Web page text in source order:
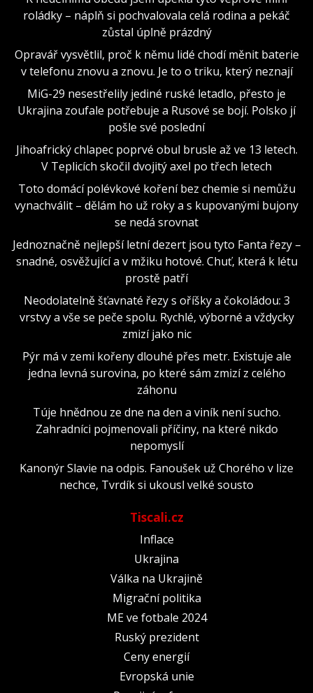
roládky – náplň si pochvalovala celá rodina a pekáč
zůstal úplně prázdný
Opravář vysvětlil, proč k němu lidé chodí měnit baterie
v telefonu znovu a znovu. Je to o triku, který neznají
MiG-29 nesestřelily jediné ruské letadlo, přesto je
Ukrajina zoufale potřebuje a Rusové se bojí. Polsko jí
pošle své poslední
Jihoafrický chlapec poprvé obul brusle až ve 13 letech.
V Teplicích skočil dvojitý axel po třech letech
Toto domácí polévkové koření bez chemie si nemůžu
vynachválit – dělám ho už roky a s kupovanými bujony
se nedá srovnat
Jednoznačně nejlepší letní dezert jsou tyto Fanta řezy –
snadné, osvěžující a v mžiku hotové. Chuť, která k létu
prostě patří
Neodolatelně šťavnaté řezy s oříšky a čokoládou: 3
vrstvy a vše se peče spolu. Rychlé, výborné a vždycky
zmizí jako nic
Pýr má v zemi kořeny dlouhé přes metr. Existuje ale
jedna levná surovina, po které sám zmizí z celého
záhonu
Túje hnědnou ze dne na den a viník není sucho.
Zahradníci pojmenovali příčiny, na které nikdo
nepomyslí
Kanonýr Slavie na odpis. Fanoušek už Chorého v lize
nechce, Tvrdík si ukousl velké sousto
Tiscali.cz
Inflace
Ukrajina
Válka na Ukrajině
Migrační politika
ME ve fotbale 2024
Ruský prezident
Ceny energií
Evropská unie